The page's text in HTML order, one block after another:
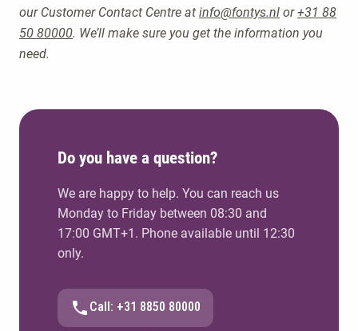
our Customer Contact Centre at info@fontys.nl or+31 88
50 80000. We’ll make sure you get the information you
need.
Do you have a question?
We are happy to help. You can reach us
Monday to Friday between 08:30 and
17:00 GMT+1. Phone available until 12:30
only.
Call: +31 8850 80000